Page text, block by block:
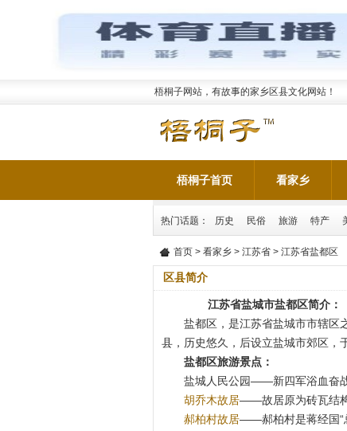
梧桐子网站，有故事的家乡区县文化网站！
梧桐子首页 看家乡
热门话题： 历史 民俗 旅游 特产
首页 > 看家乡 > 江苏省 > 江苏省盐都区
区县简介
江苏省盐城市盐都区简介：
盐都区，是江苏省盐城市市辖区
县，历史悠久，后设立盐城市郊区，
盐都区旅游景点：
盐城人民公园——新四军浴血奋
胡乔木故居——故居原为砖瓦结
郝柏村故居——郝柏村是蒋经国“